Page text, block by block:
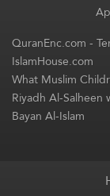
QuranEnc.com-
IslamHouse.com
What Muslim
Riyadh Al-
Bayan Al-Islam